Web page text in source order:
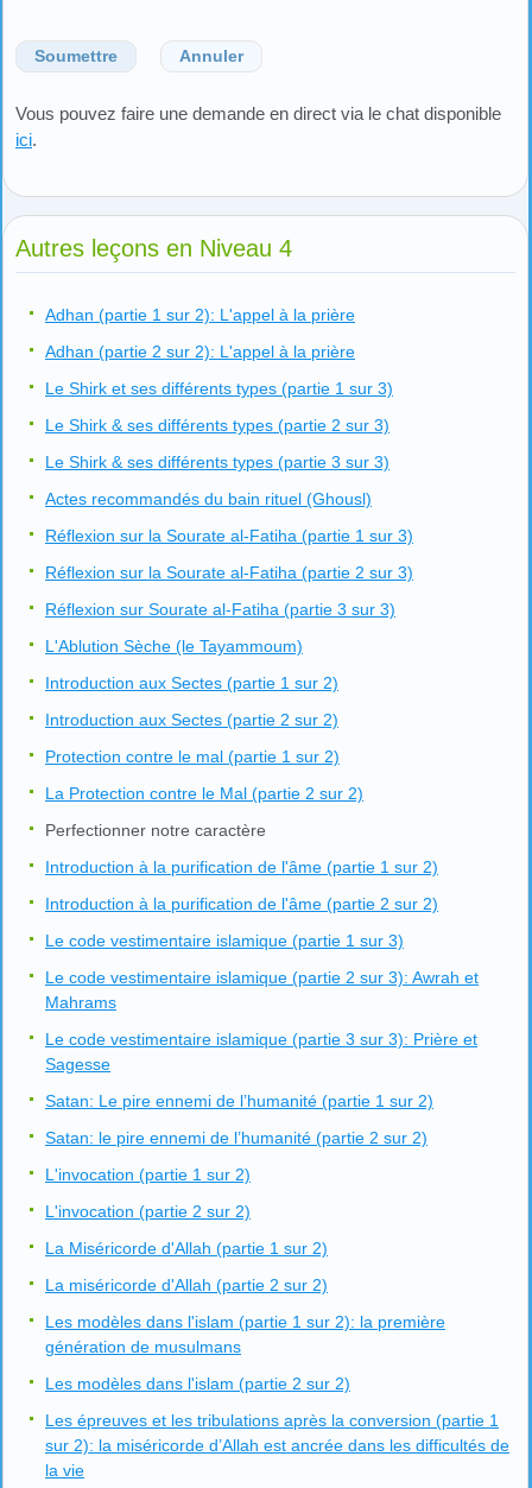
Soumettre Annuler
Vous pouvez faire une demande en direct via le chat disponible
ici.
Autres leçons en Niveau 4
Adhan (partie 1 sur 2): L'appel à la prière
Adhan (partie 2 sur 2): L'appel à la prière
Le Shirk et ses différents types (partie 1 sur 3)
Le Shirk & ses différents types (partie 2 sur 3)
Le Shirk & ses différents types (partie 3 sur 3)
Actes recommandés du bain rituel (Ghousl)
Réflexion sur la Sourate al-Fatiha (partie 1 sur 3)
Réflexion sur la Sourate al-Fatiha (partie 2 sur 3)
Réflexion sur Sourate al-Fatiha (partie 3 sur 3)
L'Ablution Sèche (le Tayammoum)
Introduction aux Sectes (partie 1 sur 2)
Introduction aux Sectes (partie 2 sur 2)
Protection contre le mal (partie 1 sur 2)
La Protection contre le Mal (partie 2 sur 2)
Perfectionner notre caractère
Introduction à la purification de l'âme (partie 1 sur 2)
Introduction à la purification de l'âme (partie 2 sur 2)
Le code vestimentaire islamique (partie 1 sur 3)
Le code vestimentaire islamique (partie 2 sur 3): Awrah et
Mahrams
Le code vestimentaire islamique (partie 3 sur 3): Prière et
Sagesse
Satan: Le pire ennemi de l’humanité (partie 1 sur 2)
Satan: le pire ennemi de l’humanité (partie 2 sur 2)
L'invocation (partie 1 sur 2)
L'invocation (partie 2 sur 2)
La Miséricorde d'Allah (partie 1 sur 2)
La miséricorde d'Allah (partie 2 sur 2)
Les modèles dans l'islam (partie 1 sur 2): la première
génération de musulmans
Les modèles dans l'islam (partie 2 sur 2)
Les épreuves et les tribulations après la conversion (partie 1
sur 2): la miséricorde d’Allah est ancrée dans les difficultés de
la vie